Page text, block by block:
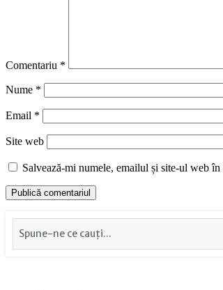
Comentariu *
Nume *
Email *
Site web
Salvează-mi numele, emailul și site-ul web